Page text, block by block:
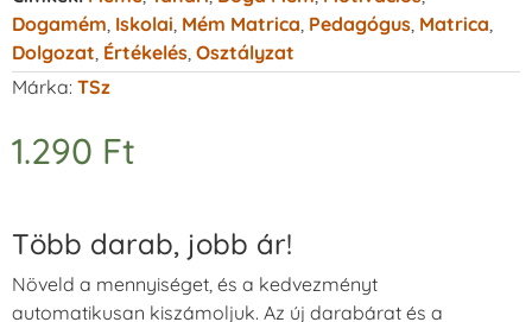
Dogamém Iskolai Mém Matrica Pedagógus Matrica
Dolgozat Értékelés Osztályzat
Márka: TSz
1.290 Ft
Több darab, jobb ár!
Növeld a mennyiséget, és a kedvezményt
automatikusan kiszámoljuk. Az új darabárat és a